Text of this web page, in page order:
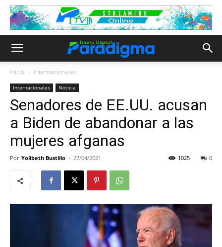
Inicio Internacionales
Internacionales Noticia
Senadores de EE.UU. acusan
a Biden de abandonar a las
mujeres afganas
Por Yolibeth Bustillo - 27/04/2021 0
1025